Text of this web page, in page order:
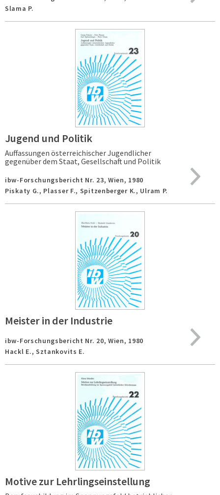
Slama P.
Jugend und Politik
Auffassungen österreichischer Jugendlicher
gegenüber dem Staat, Gesellschaft und Politik
ibw-Forschungsbericht Nr. 23, Wien, 1980
Piskaty G., Plasser F., Spitzenberger K., Ulram P.
Meister in der Industrie
ibw-Forschungsbericht Nr. 20, Wien, 1980
Hackl E., Sztankovits E.
Motive zur Lehrlingseinstellung